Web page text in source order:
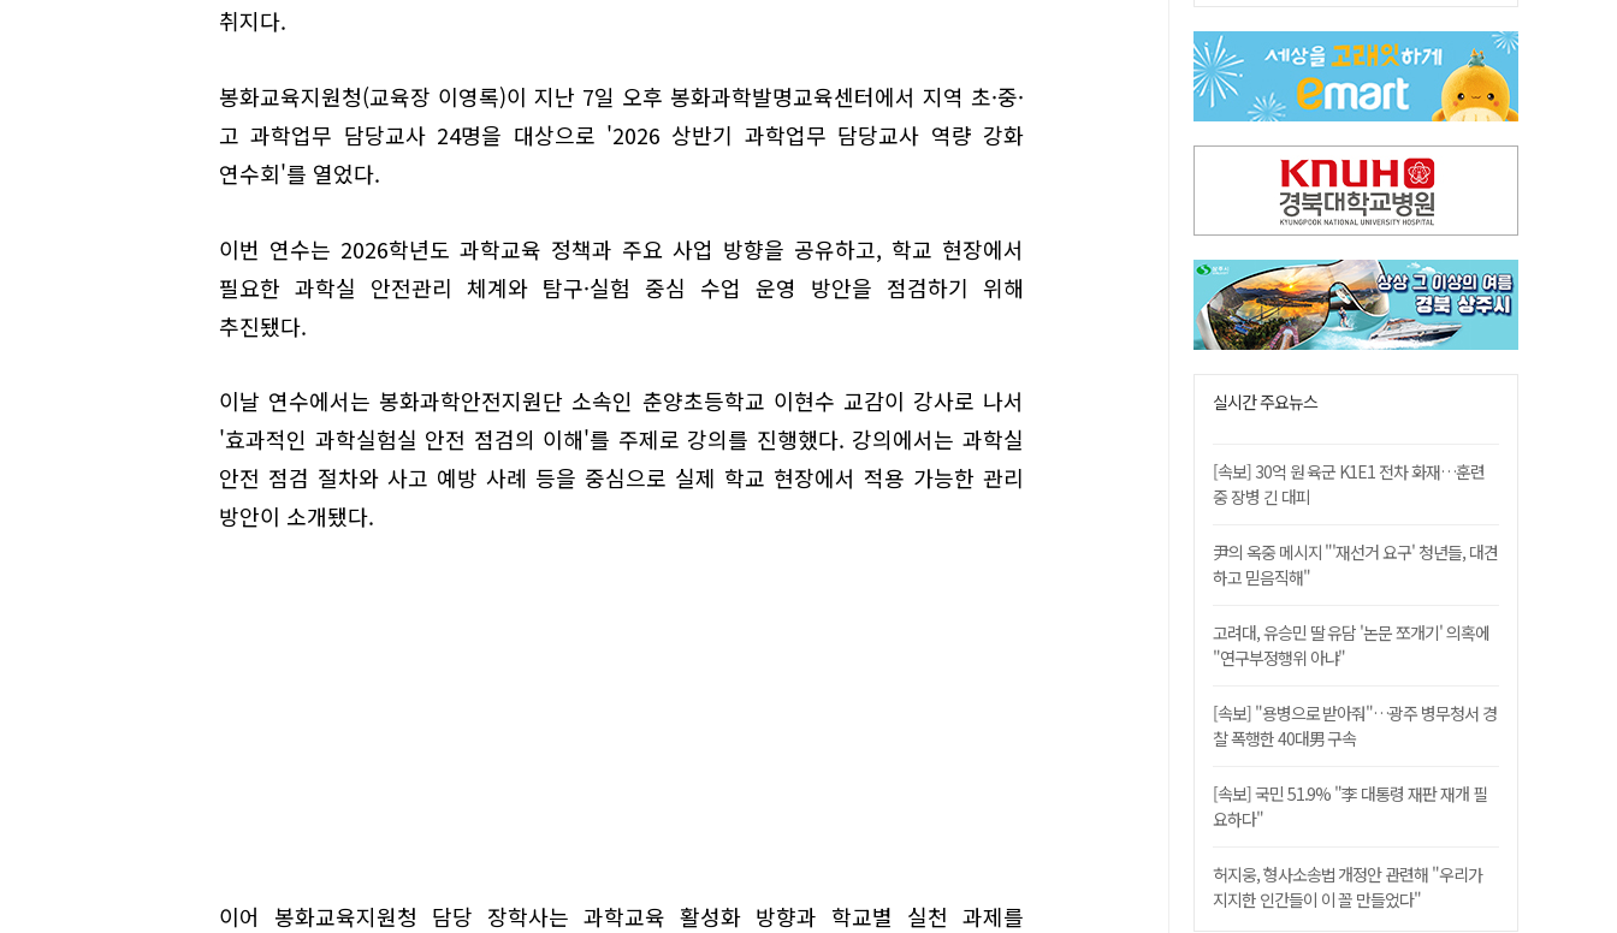
취지다.
봉화교육지원청(교육장 이영록)이 지난 7일 오후 봉화과학발명교육센터에서 지역 초·중·
고 과학업무 담당교사 24명을 대상으로 '2026 상반기 과학업무 담당교사 역량 강화
연수회'를 열었다.
이번 연수는 2026학년도 과학교육 정책과 주요 사업 방향을 공유하고, 학교 현장에서
필요한 과학실 안전관리 체계와 탐구·실험 중심 수업 운영 방안을 점검하기 위해
추진됐다.
이날 연수에서는 봉화과학안전지원단 소속인 춘양초등학교 이현수 교감이 강사로 나서
'효과적인 과학실험실 안전 점검의 이해'를 주제로 강의를 진행했다. 강의에서는 과학실
안전 점검 절차와 사고 예방 사례 등을 중심으로 실제 학교 현장에서 적용 가능한 관리
방안이 소개됐다.
이어 봉화교육지원청 담당 장학사는 과학교육 활성화 방향과 학교별 실천 과제를
안동-사가에, "50년 우정 넘어 미래 50년 함께 연다"
[인사]경상북도
"김용민, 흑백논리로 세상 보는 듯" 검찰 내부서 지탄
실시간 주요뉴스
[속보] 30억 원 육군 K1E1 전차 화재…훈련
중 장병 긴 대피
尹의 옥중 메시지 "'재선거 요구' 청년들, 대견
하고 믿음직해"
고려대, 유승민 딸 유담 '논문 쪼개기' 의혹에
"연구부정행위 아냐"
[속보] "용병으로 받아줘"…광주 병무청서 경
찰 폭행한 40대男 구속
[속보] 국민 51.9% "李 대통령 재판 재개 필
요하다"
허지웅, 형사소송법 개정안 관련해 "우리가
지지한 인간들이 이 꼴 만들었다"